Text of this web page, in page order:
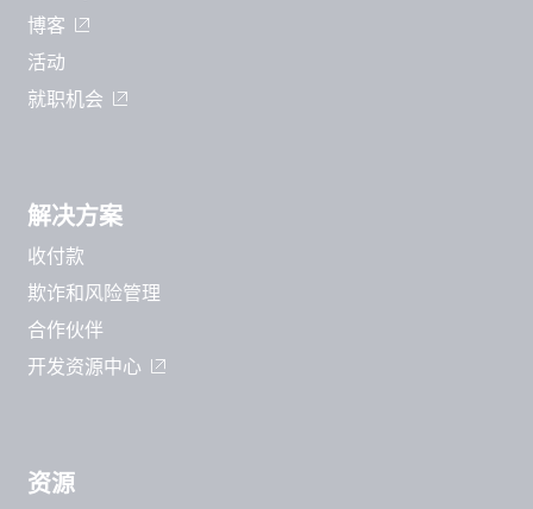
博客
活动
就职机会
解决方案
收付款
欺诈和风险管理
合作伙伴
开发资源中心
资源